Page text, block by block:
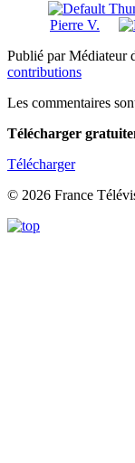
Pierre V.
Publié par Médiateur
contributions
Les commentaires
Télécharger
Télécharger
© 2026 France